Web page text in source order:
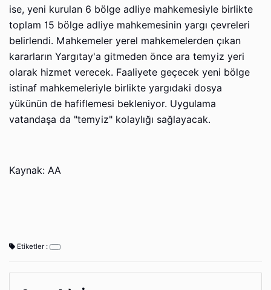
ise, yeni kurulan 6 bölge adliye mahkemesiyle birlikte
toplam 15 bölge adliye mahkemesinin yargı çevreleri
belirlendi. Mahkemeler yerel mahkemelerden çıkan
kararların Yargıtay'a gitmeden önce ara temyiz yeri
olarak hizmet verecek. Faaliyete geçecek yeni bölge
istinaf mahkemeleriyle birlikte yargıdaki dosya
yükünün de hafiflemesi bekleniyor. Uygulama
vatandaşa da "temyiz" kolaylığı sağlayacak.
Kaynak: AA
Etiketler :